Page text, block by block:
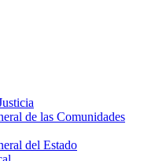
de las Comunidades
del Estado